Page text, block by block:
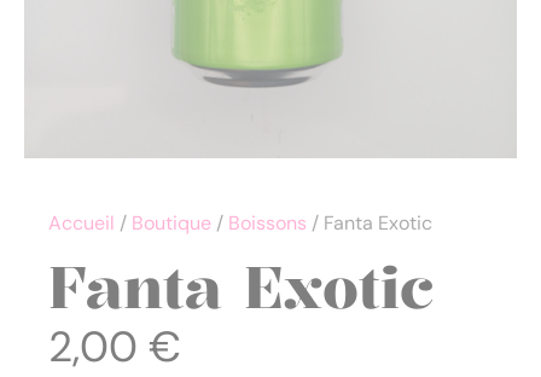
Accueil / Boutique / Boissons / Fanta Exotic
Fanta Exotic
2,00 €